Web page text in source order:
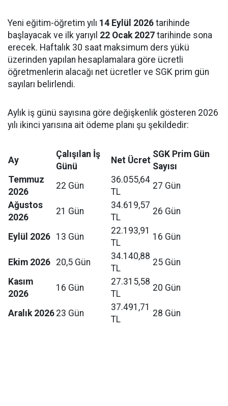
Yeni eğitim-öğretim yılı 14 Eylül 2026 tarihinde
başlayacak ve ilk yarıyıl 22 Ocak 2027 tarihinde sona
erecek. Haftalık 30 saat maksimum ders yükü
üzerinden yapılan hesaplamalara göre ücretli
öğretmenlerin alacağı net ücretler ve SGK prim gün
sayıları belirlendi.
Aylık iş günü sayısına göre değişkenlik gösteren 2026
yılı ikinci yarısına ait ödeme planı şu şekildedir:
Ay
Çalışılan İş
Günü
Net Ücret
SGK Prim Gün
Sayısı
Temmuz
2026
22 Gün
36.055,64
TL
27 Gün
Ağustos
2026
21 Gün
34.619,57
TL
26 Gün
Eylül 2026 13 Gün
22.193,91
TL
16 Gün
Ekim 2026 20,5 Gün
34.140,88
TL
25 Gün
Kasım
2026
16 Gün
27.315,58
TL
20 Gün
Aralık 2026 23 Gün
37.491,71
TL
28 Gün